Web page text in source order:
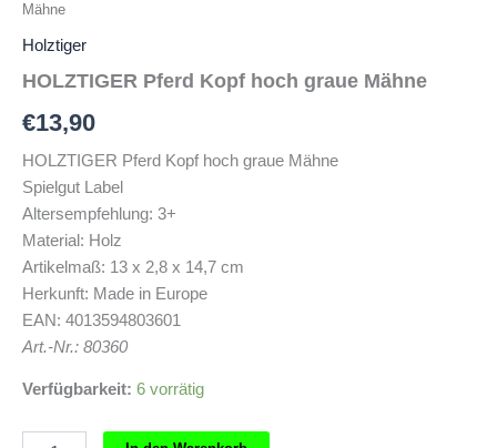
Mähne
Holztiger
HOLZTIGER Pferd Kopf hoch graue Mähne
€13,90
HOLZTIGER Pferd Kopf hoch graue Mähne
Spielgut Label
Altersempfehlung: 3+
Material: Holz
Artikelmaß: 13 x 2,8 x 14,7 cm
Herkunft: Made in Europe
EAN: 4013594803601
Art.-Nr.: 80360
Verfügbarkeit: 6 vorrätig